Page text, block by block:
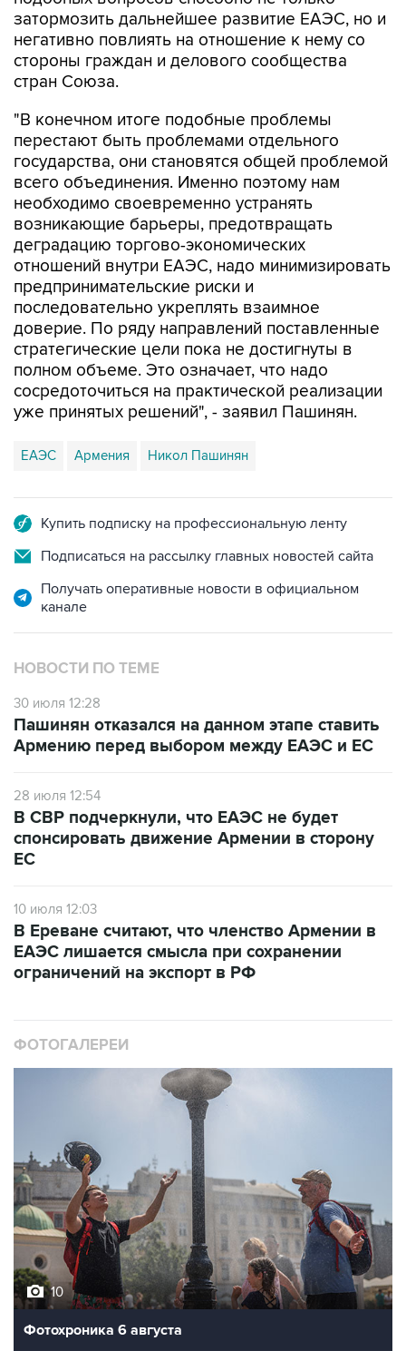
затормозить дальнейшее развитие ЕАЭС, но и
негативно повлиять на отношение к нему со
стороны граждан и делового сообщества
стран Союза.
"В конечном итоге подобные проблемы
перестают быть проблемами отдельного
государства, они становятся общей проблемой
всего объединения. Именно поэтому нам
необходимо своевременно устранять
возникающие барьеры, предотвращать
деградацию торгово-экономических
отношений внутри ЕАЭС, надо минимизировать
предпринимательские риски и
последовательно укреплять взаимное
доверие. По ряду направлений поставленные
стратегические цели пока не достигнуты в
полном объеме. Это означает, что надо
сосредоточиться на практической реализации
уже принятых решений", - заявил Пашинян.
ЕАЭС Армения Никол Пашинян
Купить подписку на профессиональную ленту
Подписаться на рассылку главных новостей сайта
Получать оперативные новости в официальном
канале
НОВОСТИ ПО ТЕМЕ
30 июля 12:28
Пашинян отказался на данном этапе ставить
Армению перед выбором между ЕАЭС и ЕС
28 июля 12:54
В СВР подчеркнули, что ЕАЭС не будет
спонсировать движение Армении в сторону
ЕС
10 июля 12:03
В Ереване считают, что членство Армении в
ЕАЭС лишается смысла при сохранении
ограничений на экспорт в РФ
ФОТОГАЛЕРЕИ
10
Фотохроника 6 августа